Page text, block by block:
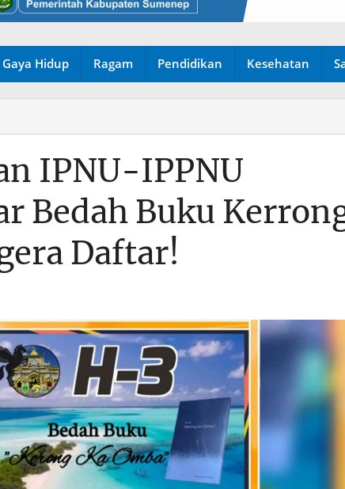
Gaya Hidup Ragam Pendidikan Kesehatan
IPNU-IPPNU
Bedah Buku
Daftar!